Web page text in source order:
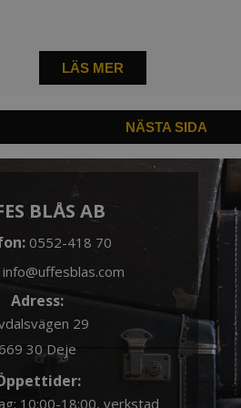
LÄS MER
NÄSTA SIDA
BLÅS AB
0552-418 70
info@uffesblas.com
Adress:
29
30 Deje
10:00-18:00, verkstad